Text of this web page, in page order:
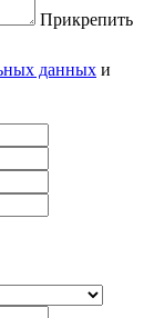
Прикрепить
данных и